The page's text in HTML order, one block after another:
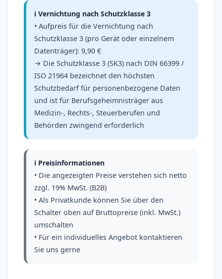
ℹ️ Vernichtung nach Schutzklasse 3
• Aufpreis für die Vernichtung nach
Schutzklasse 3 (pro Gerät oder einzelnem
Datenträger): 9,90 €
→ Die Schutzklasse 3 (SK3) nach DIN 66399 /
ISO 21964 bezeichnet den höchsten
Schutzbedarf für personenbezogene Daten
und ist für Berufsgeheimnisträger aus
Medizin-, Rechts-, Steuerberufen und
Behörden zwingend erforderlich
ℹ️ Preisinformationen
• Die angezeigten Preise verstehen sich netto
zzgl. 19% MwSt. (B2B)
• Als Privatkunde können Sie über den
Schalter oben auf Bruttopreise (inkl. MwSt.)
umschalten
• Für ein individuelles Angebot kontaktieren
Sie uns gerne